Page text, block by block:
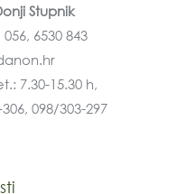
Stupnik
6530 843
7.30-15.30 h,
098/303-297